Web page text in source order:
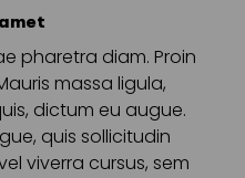
pharetra diam. Proin
massa ligula,
dictum eu augue.
quis sollicitudin
viverra cursus, sem